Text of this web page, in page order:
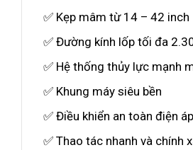
✅ Kẹp mâm từ 14 – 42 inch
✅ Đường kính lốp tối đa
✅ Hệ thống thủy lực mạnh
✅ Khung máy siêu bền
✅ Điều khiển an toàn điện
✅ Thao tác nhanh và chính